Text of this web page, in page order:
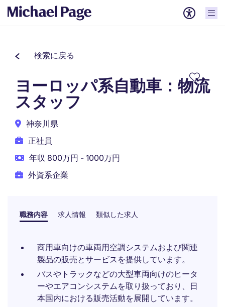
検索に戻る
ヨーロッパ系自動車：物流
スタッフ
神奈川県
正社員
年収 800万円 - 1000万円
外資系企業
職務内容 求人情報 類似した求人
商用車向けの車両用空調システムおよび関連
製品の販売とサービスを提供しています。
バスやトラックなどの大型車両向けのヒータ
ーやエアコンシステムを取り扱っており、日
本国内における販売活動を展開しています。